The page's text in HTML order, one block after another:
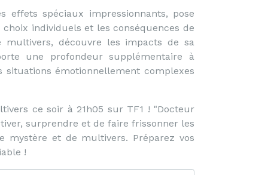
spéciaux impressionnants, pose
individuels et les conséquences de
multivers, découvre les impacts de sa
une profondeur supplémentaire à
situations émotionnellement complexes
ce soir à 21h05 sur TF1 ! "Docteur
surprendre et de faire frissonner les
mystère et de multivers. Préparez vos
!